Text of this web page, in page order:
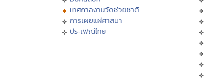
เทศกาลงานวัดช่วยชาติ
การเผยแผ่ศาสนา
ประเพณีไทย